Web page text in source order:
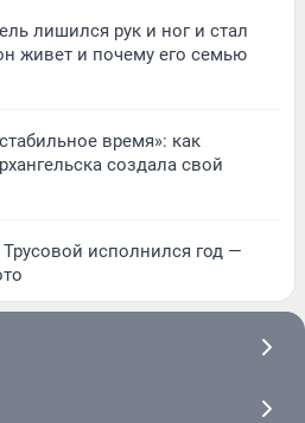
лишился рук и ног и стал
живет и почему его семью
время»: как
создала свой
исполнился год —